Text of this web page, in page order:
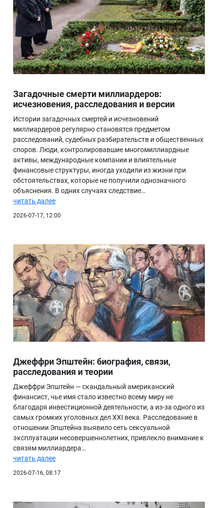
Загадочные смерти миллиардеров:
исчезновения, расследования и версии
Истории загадочных смертей и исчезновений
миллиардеров регулярно становятся предметом
расследований, судебных разбирательств и общественных
споров. Люди, контролировавшие многомиллиардные
активы, международные компании и влиятельные
финансовые структуры, иногда уходили из жизни при
обстоятельствах, которые не получили однозначного
объяснения. В одних случаях следствие…
читать далее
2026-07-17, 12:00
Джеффри Эпштейн: биография, связи,
расследования и теории
Джеффри Эпштейн — скандальный американский
финансист, чье имя стало известно всему миру не
благодаря инвестиционной деятельности, а из-за одного из
самых громких уголовных дел XXI века. Расследование в
отношении Эпштейна выявило сеть сексуальной
эксплуатации несовершеннолетних, привлекло внимание к
связям миллиардера…
читать далее
2026-07-16, 08:17